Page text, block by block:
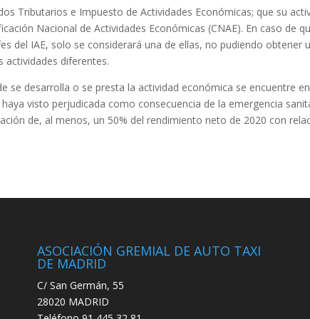
Tributarios e Impuesto de Actividades Económicas; que su
Nacional de Actividades Económicas (CNAE). En caso de
del IAE, solo se considerará una de ellas, no pudiendo obtener
actividades diferentes.
se desarrolla o se presta la actividad económica se encuentre
visto perjudicada como consecuencia de la emergencia
de, al menos, un 50% del rendimiento neto de 2020 con
ASOCIACIÓN GREMIAL DE AUTO TAXI
DE MADRID
C/ San Germán, 55
28020 MADRID